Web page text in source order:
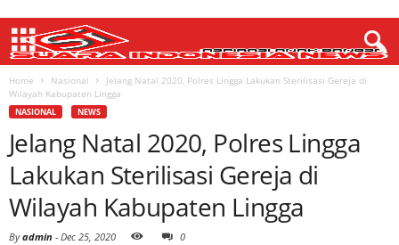
Home Nasional
Jelang Natal 2020, Polres Lingga Lakukan Sterilisasi Gereja di
Wilayah Kabupaten Lingga
NASIONAL NEWS
Jelang Natal 2020, Polres Lingga
Lakukan Sterilisasi Gereja di
Wilayah Kabupaten Lingga
Byadmin - Dec 25, 2020 0